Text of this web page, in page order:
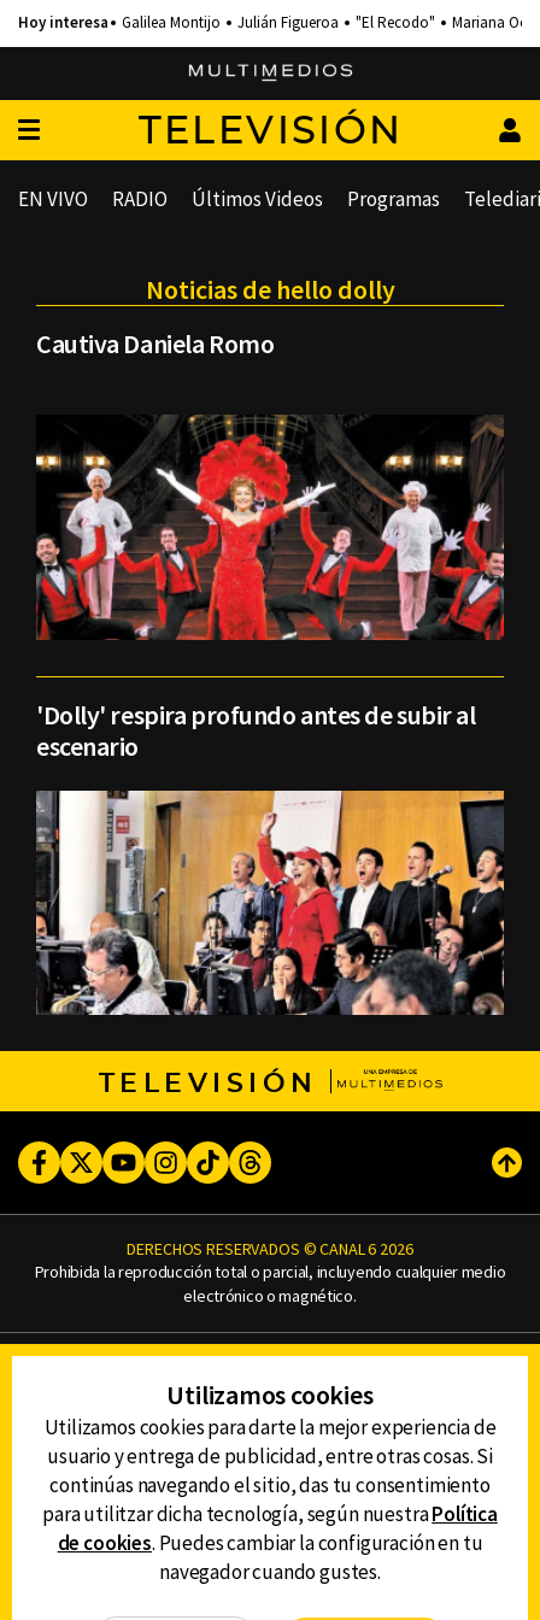
Galilea Montijo Julián Figueroa "El Recodo" Mariana
TELEVISIÓN
EN VIVO RADIO Últimos Videos Programas
Noticias de hello dolly
Cautiva Daniela Romo
'Dolly' respira profundo antes de subir al
escenario
TELEVISIÓN
FacebookTwitterYoutubeInstagram
TikTokThreads
DERECHOS RESERVADOS © CANAL 6 2026
Prohibida la reproducción total o parcial, incluyendo cualquier medio
electrónico o magnético.
AVISO DE PRIVACIDAD
DEFENSORÍA DE LAS AUDIENCIAS
DESCARGA LA APP DE CANAL 6
Utilizamos cookies
Utilizamos cookies para darte la mejor experiencia de
usuario y entrega de publicidad, entre otras cosas. Si
continúas navegando el sitio, das tu consentimiento
para utilitzar dicha tecnología, según nuestraPolítica
de cookies. Puedes cambiar la configuración en tu
navegador cuando gustes.